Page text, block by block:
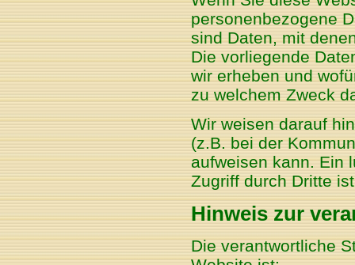
personenbezogene
sind Daten, mit
Die vorliegende
wir erheben und
zu welchem Zweck
Wir weisen darauf
(z.B. bei der
aufweisen kann. Ein
Zugriff durch Dritte
Hinweis zur
Die verantwortliche